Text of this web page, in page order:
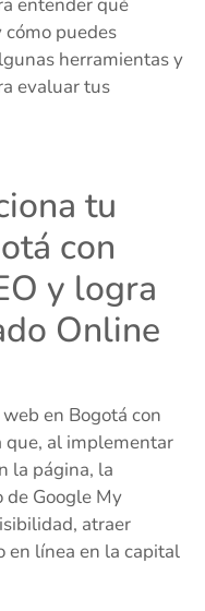
entender qué
puedes
herramientas y
evaluar tus
tu
con
y logra
Online
en Bogotá con
que, al implementar
la página, la
de Google My
atraer
en línea en la capital